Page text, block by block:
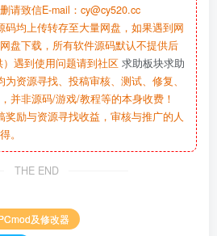
请致信E-mail：cy@cy520.cc
码均上传转存至大量网盘，如果遇到网
盘下载，所有软件源码默认不提供后
遇到使用问题请到社区 求助板块求助
资源寻找、投稿审核、测试、修复、
并非源码/游戏/教程等的本身收费！
励与资源寻找收益，审核与推广的人
。
THE END
及修改器